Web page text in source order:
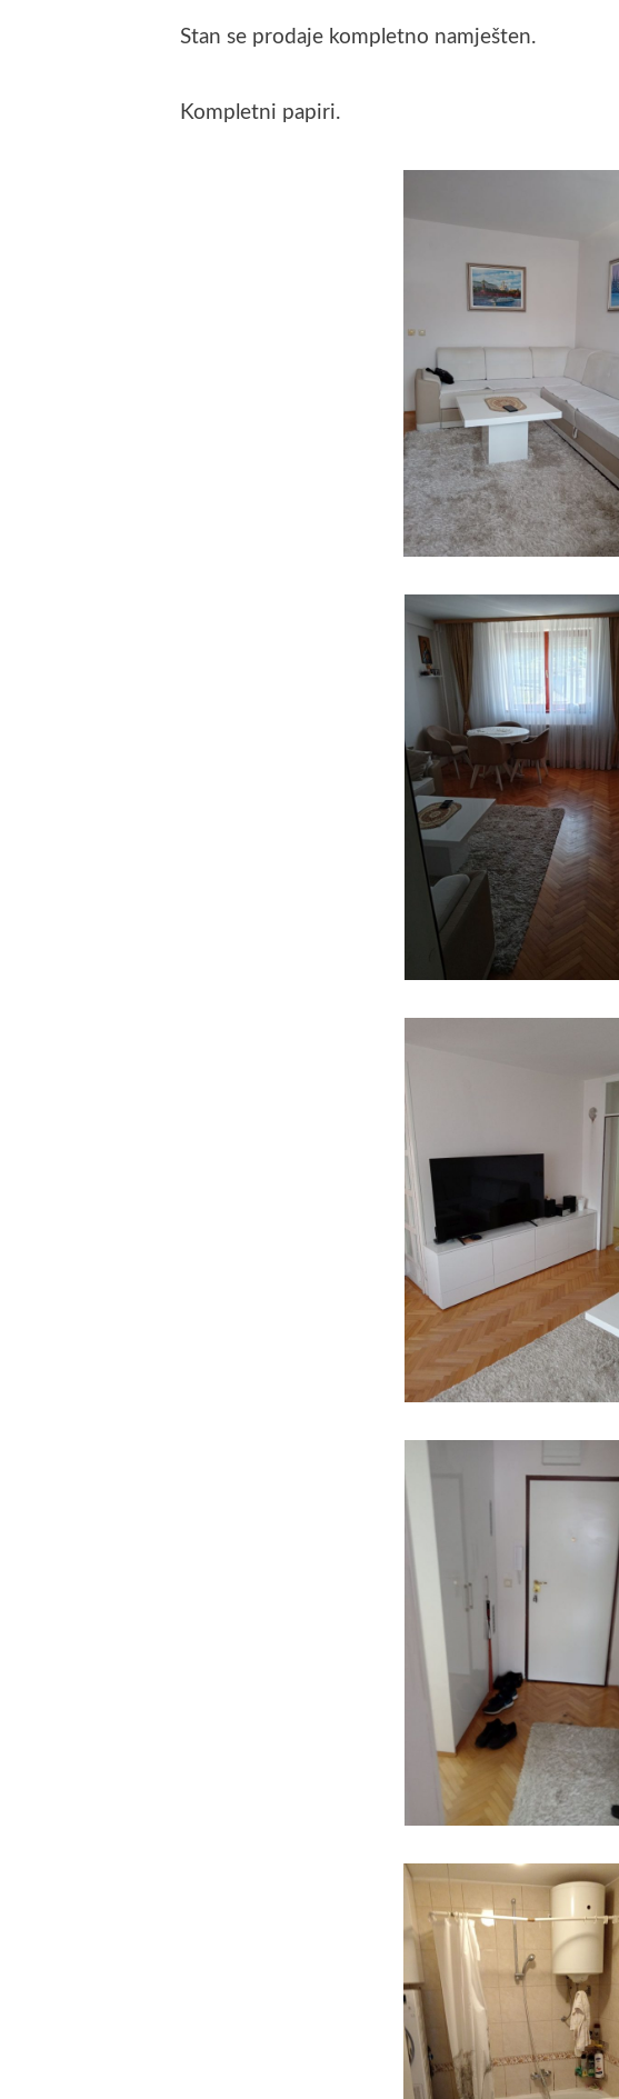
Stan se prodaje kompletno namješten.
Kompletni papiri.